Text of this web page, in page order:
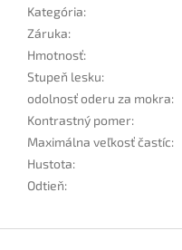
Kategória:
Záruka:
Hmotnosť:
Stupeň lesku:
odolnosť oderu za mokra:
Kontrastný pomer:
Maximálna veľkosť častíc:
Hustota:
Odtieň: